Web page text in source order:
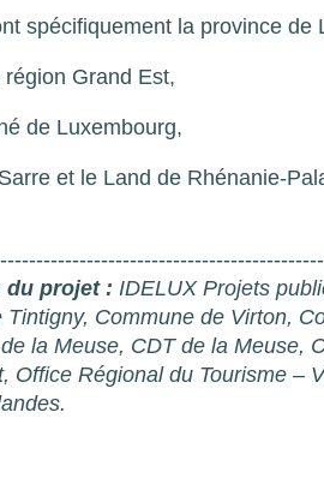
spécifiquement la province
Grand Est,
de Luxembourg,
et le Land de Rhénanie-
du projet : IDELUX Projets
Commune de Virton,
la Meuse, CDT de la Meuse,
Office Régional du Tourisme –